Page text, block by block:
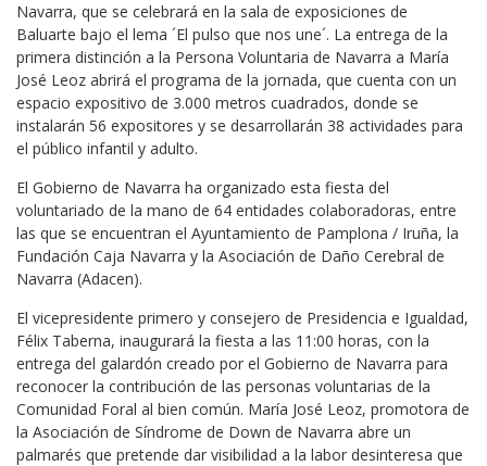
Navarra, que se celebrará en la sala de exposiciones de
Baluarte bajo el lema ´El pulso que nos une´. La entrega de la
primera distinción a la Persona Voluntaria de Navarra a María
José Leoz abrirá el programa de la jornada, que cuenta con un
espacio expositivo de 3.000 metros cuadrados, donde se
instalarán 56 expositores y se desarrollarán 38 actividades para
el público infantil y adulto.
El Gobierno de Navarra ha organizado esta fiesta del
voluntariado de la mano de 64 entidades colaboradoras, entre
las que se encuentran el Ayuntamiento de Pamplona / Iruña, la
Fundación Caja Navarra y la Asociación de Daño Cerebral de
Navarra (Adacen).
El vicepresidente primero y consejero de Presidencia e Igualdad,
Félix Taberna, inaugurará la fiesta a las 11:00 horas, con la
entrega del galardón creado por el Gobierno de Navarra para
reconocer la contribución de las personas voluntarias de la
Comunidad Foral al bien común. María José Leoz, promotora de
la Asociación de Síndrome de Down de Navarra abre un
palmarés que pretende dar visibilidad a la labor desinteresa que